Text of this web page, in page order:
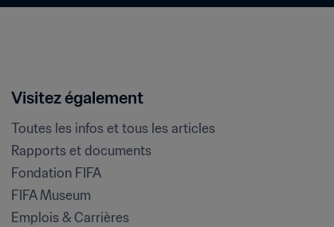
Visitez également
Toutes les infos et tous les articles
Rapports et documents
Fondation FIFA
FIFA Museum
Emplois & Carrières